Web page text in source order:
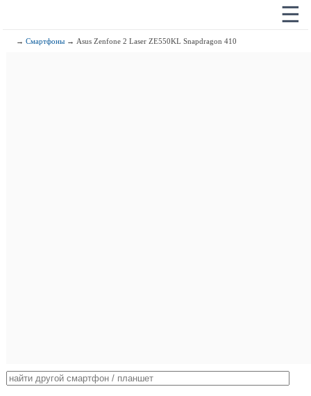
☰
→Смартфоны → Asus Zenfone 2 Laser ZE550KL Snapdragon 410